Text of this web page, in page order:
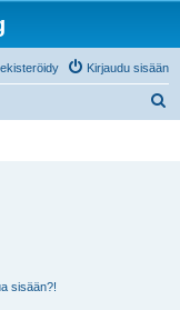
Kirjaudu sisään
sisään?!